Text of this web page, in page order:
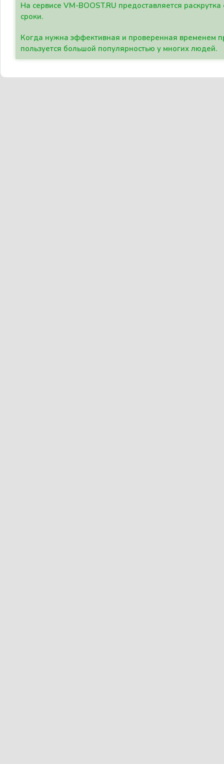
На сервисе VM-BOOST.RU предоставляется
сроки.
Когда нужна эффективная и проверенная временем
пользуется большой популярностью у многих людей.